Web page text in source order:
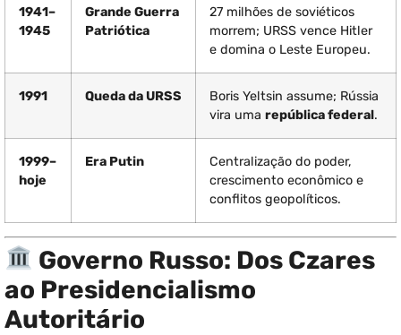
1941–
1945
Grande Guerra
Patriótica
27 milhões de soviéticos
morrem; URSS vence Hitler
e domina o Leste Europeu.
1991 Queda da URSS
Boris Yeltsin assume; Rússia
vira uma república federal.
1999–
hoje
Era Putin
Centralização do poder,
crescimento econômico e
conflitos geopolíticos.
Governo Russo: Dos Czares
ao Presidencialismo
Autoritário